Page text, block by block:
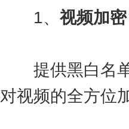
1、 视频加密
提供黑白名单
对视频的全方位